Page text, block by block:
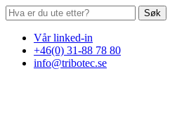
Søk
Vår linked-in
+46(0) 31-88 78 80
info@tribotec.se